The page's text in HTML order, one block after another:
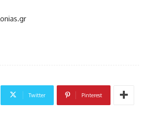
Twitter Pinterest